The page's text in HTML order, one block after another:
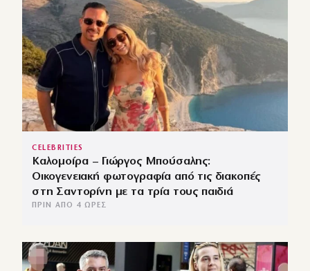
CELEBRITIES
Καλομοίρα – Γιώργος Μπούσαλης:
Οικογενειακή φωτογραφία από τις διακοπές
στη Σαντορίνη με τα τρία τους παιδιά
ΠΡΙΝ ΑΠΌ 4 ΏΡΕΣ